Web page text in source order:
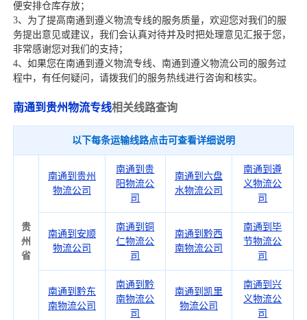
便安排仓库存放；
3、为了提高南通到遵义物流专线的服务质量，欢迎您对我们的服
务提出意见或建议，我们会认真对待并及时把处理意见汇报于您，
非常感谢您对我们的支持；
4、如果您在南通到遵义物流专线、南通到遵义物流公司的服务过
程中，有任何疑问，请拨我们的服务热线进行咨询和核实。
南通到贵州物流专线相关线路查询
以下每条运输线路点击可查看详细说明
贵
州
省
南通到贵州
物流公司
南通到贵
阳物流公
司
南通到六盘
水物流公司
南通到遵
义物流公
司
南通到安顺
物流公司
南通到铜
仁物流公
司
南通到黔西
南物流公司
南通到毕
节物流公
司
南通到黔东
南物流公司
南通到黔
南物流公
司
南通到凯里
物流公司
南通到兴
义物流公
司